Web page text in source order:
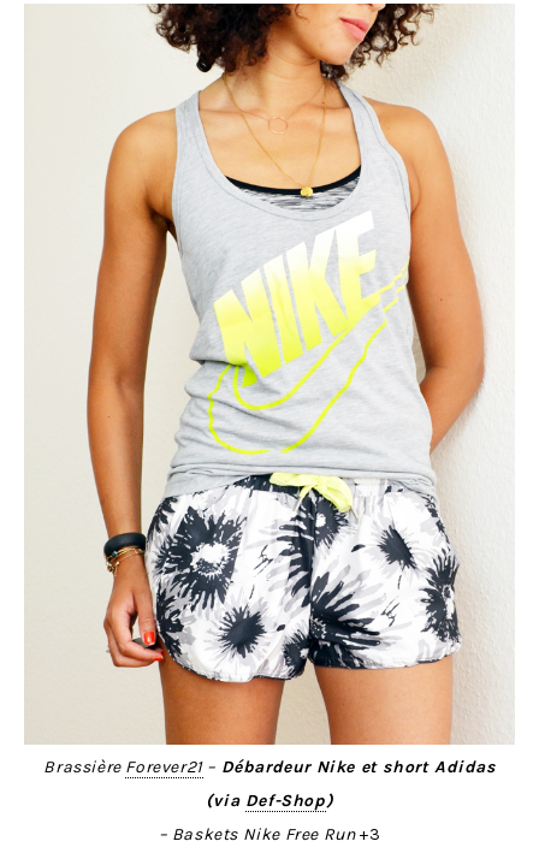
Brassière Forever21– Débardeur Nike et short Adidas
(via Def-Shop)
– Baskets Nike Free Run+3